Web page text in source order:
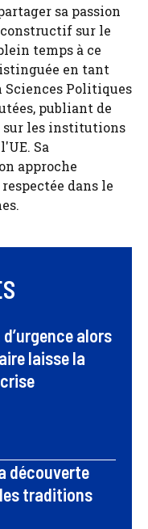
sa passion
sur le
temps à ce
en tant
Sciences Politiques
publiant de
sur les institutions
Sa
approche
dans le
d’urgence alors
laisse la
découverte
traditions